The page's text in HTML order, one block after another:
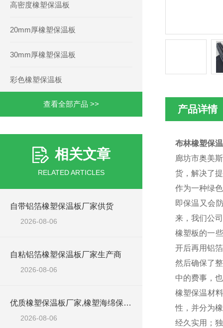
高密度橡塑保温板
20mm厚橡塑保温板
30mm厚橡塑保温板
彩色橡塑保温板
查看全部产品 >>
相关文章
RELATED ARTICLES
自带铝箔橡塑保温板厂家供货
2026-08-06
自粘铝箔橡塑保温板厂家生产商
2026-08-06
优质橡塑保温板厂家,橡塑海绵保温材料供货商
2026-08-06
产品详情
布林橡塑保
廊坊市奥美
货，解决了
作为一种绿
即保温又会
来，我们公
橡塑板的一
开后再用铝
然后确保了
中的费事，
橡塑保温材
性，并分为
经久实用；